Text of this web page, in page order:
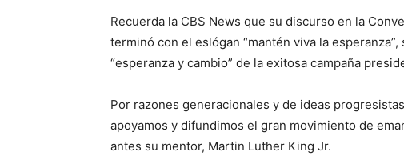
Recuerda la CBS News que su discurso en la
terminó con el eslógan “mantén viva la
“esperanza y cambio” de la exitosa campaña
Por razones generacionales y de ideas
apoyamos y difundimos el gran movimiento de
antes su mentor, Martin Luther King Jr.